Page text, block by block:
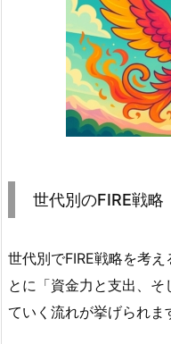
世代別のFIRE戦略
世代別でFIRE戦略を考
とに「資金力と支出、
ていく流れが挙げられま